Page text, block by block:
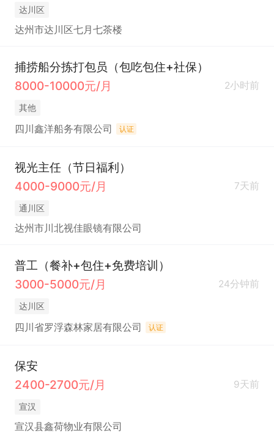
达川区
达州市达川区七月七茶楼
捕捞船分拣打包员（包吃包住+社保）
8000-10000元/月
2小时前
其他
四川鑫洋船务有限公司 认证
视光主任（节日福利）
4000-9000元/月
7天前
通川区
达州市川北视佳眼镜有限公司
普工（餐补+包住+免费培训）
3000-5000元/月
24分钟前
达川区
四川省罗浮森林家居有限公司 认证
保安
2400-2700元/月
9天前
宣汉
宣汉县鑫荷物业有限公司